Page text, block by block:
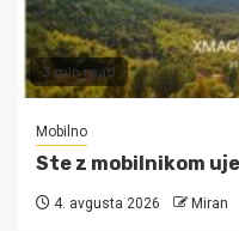
3 min read
Mobilno
Ste z mobilnikom
4. avgusta 2026 Miran